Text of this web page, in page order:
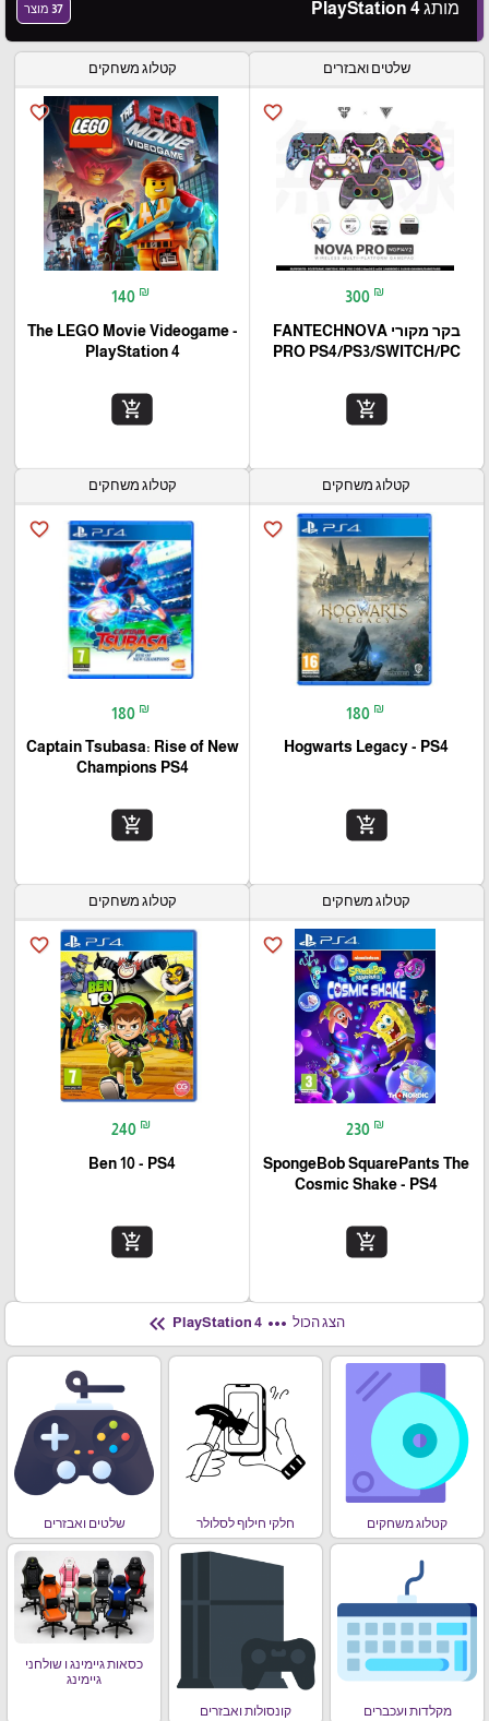
מותג PlayStation 4 37 מוצר
שלטים ואבזרים
favorite_border
300 ₪
בקר מקורי FANTECHNOVA
PRO PS4/PS3/SWITCH/PC
add_shopping_cart
קטלוג משחקים
favorite_border
140 ₪
The LEGO Movie Videogame -
PlayStation 4
add_shopping_cart
קטלוג משחקים
favorite_border
180 ₪
Hogwarts Legacy - PS4
add_shopping_cart
קטלוג משחקים
favorite_border
180 ₪
Captain Tsubasa: Rise of New
Champions PS4
add_shopping_cart
קטלוג משחקים
favorite_border
230 ₪
SpongeBob SquarePants The
Cosmic Shake - PS4
add_shopping_cart
קטלוג משחקים
favorite_border
240 ₪
Ben 10 - PS4
add_shopping_cart
הצג הכול more_horiz
keyboard_double_arrow_left
קטלוג משחקים חלקי חילוף לסלולר שלטים ואבזרים
מקלדות ועכברים קונסולות ואבזרים
כסאות גיימינג ו שולחני
גיימינג